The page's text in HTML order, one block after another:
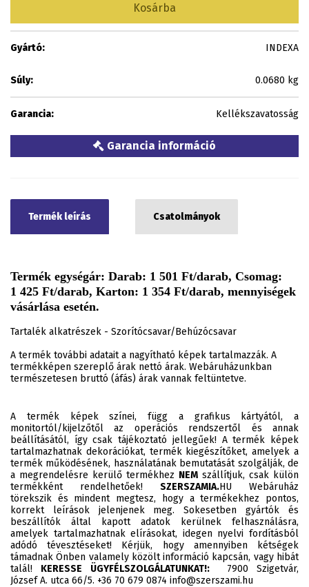
Kosárba
Gyártó: INDEXA
Súly: 0.0680 kg
Garancia: Kellékszavatosság
Garancia információ
Termék leírás Csatolmányok
Termék egységár: Darab: 1 501 Ft/darab, Csomag:
1 425 Ft/darab, Karton: 1 354 Ft/darab, mennyiségek
vásárlása esetén.
Tartalék alkatrészek - Szorítócsavar/Behúzócsavar
A termék további adatait a nagyítható képek tartalmazzák. A
termékképen szereplő árak nettó árak. Webáruházunkban
természetesen bruttó (áfás) árak vannak feltüntetve.
A termék képek színei, függ a grafikus kártyától, a
monitortól/kijelzőtől az operációs rendszertől és annak
beállításától, így csak tájékoztató jellegűek! A termék képek
tartalmazhatnak dekorációkat, termék kiegészítőket, amelyek a
termék működésének, használatának bemutatását szolgálják, de
a megrendelésre kerülő termékhez NEM szállítjuk, csak külön
termékként rendelhetőek! SZERSZAMIA.HU Webáruház
törekszik és mindent megtesz, hogy a termékekhez pontos,
korrekt leírások jelenjenek meg. Sokesetben gyártók és
beszállítók által kapott adatok kerülnek felhasználásra,
amelyek tartalmazhatnak elírásokat, idegen nyelvi fordításból
adódó tévesztéseket! Kérjük, hogy amennyiben kétségek
támadnak Önben valamely közölt információ kapcsán, vagy hibát
talál! KERESSE ÜGYFÉLSZOLGÁLATUNKAT!:7900 Szigetvár,
József A. utca 66/5. +36 70 679 0874 info@szerszami.hu